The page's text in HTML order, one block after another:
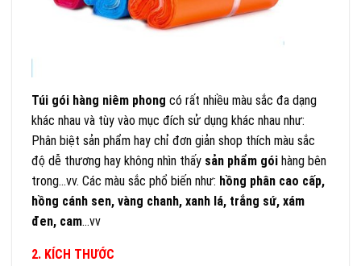
Túi gói hàng niêm phong có rất nhiều màu sắc đa dạng
khác nhau và tùy vào mục đích sử dụng khác nhau như:
Phân biệt sản phẩm hay chỉ đơn giản shop thích màu sắc
độ dễ thương hay không nhìn thấy sản phẩm gói hàng bên
trong…vv. Các màu sắc phổ biến như: hồng phân cao cấp,
hồng cánh sen, vàng chanh, xanh lá, trắng sứ, xám
đen, cam…vv
2. KÍCH THƯỚC